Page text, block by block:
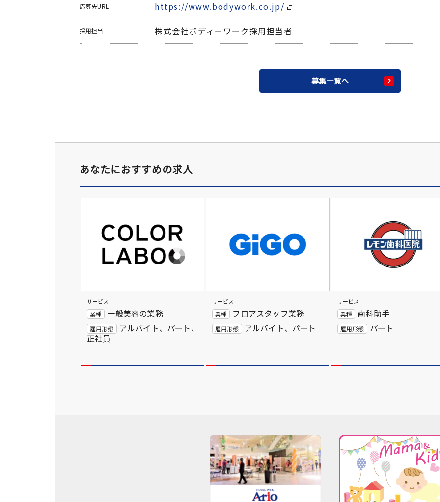
応募先URL https://www.bodywork.co.jp/
採用担当 株式会社ボディーワーク採用担当者
募集一覧へ
あなたにおすすめの求人
サービス
業種 一般美容の業務
雇用形態
アルバイト、パート、
正社員
サービス
業種 フロアスタッフ業務
雇用形態 アルバイト、パート
サービス
業種 歯科助手
雇用形態 パート